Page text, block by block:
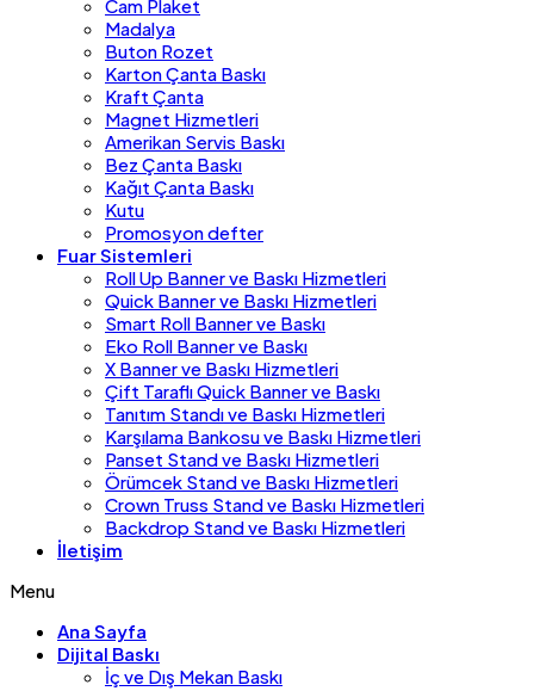
Cam Plaket
Madalya
Buton Rozet
Karton Çanta Baskı
Kraft Çanta
Magnet Hizmetleri
Amerikan Servis Baskı
Bez Çanta Baskı
Kağıt Çanta Baskı
Kutu
Promosyon defter
Fuar Sistemleri
Roll Up Banner ve Baskı Hizmetleri
Quick Banner ve Baskı Hizmetleri
Smart Roll Banner ve Baskı
Eko Roll Banner ve Baskı
X Banner ve Baskı Hizmetleri
Çift Taraflı Quick Banner ve Baskı
Tanıtım Standı ve Baskı Hizmetleri
Karşılama Bankosu ve Baskı Hizmetleri
Panset Stand ve Baskı Hizmetleri
Örümcek Stand ve Baskı Hizmetleri
Crown Truss Stand ve Baskı Hizmetleri
Backdrop Stand ve Baskı Hizmetleri
İletişim
Menu
Ana Sayfa
Dijital Baskı
İç ve Dış Mekan Baskı